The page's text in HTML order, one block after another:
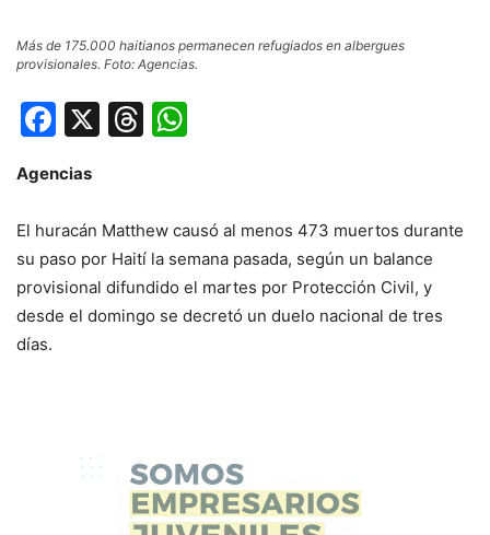
Más de 175.000 haitianos permanecen refugiados en albergues
provisionales. Foto: Agencias.
Facebook
X Threads
Agencias
El huracán Matthew causó al menos 473 muertos durante
su paso por Haití la semana pasada, según un balance
provisional difundido el martes por Protección Civil, y
desde el domingo se decretó un duelo nacional de tres
días.